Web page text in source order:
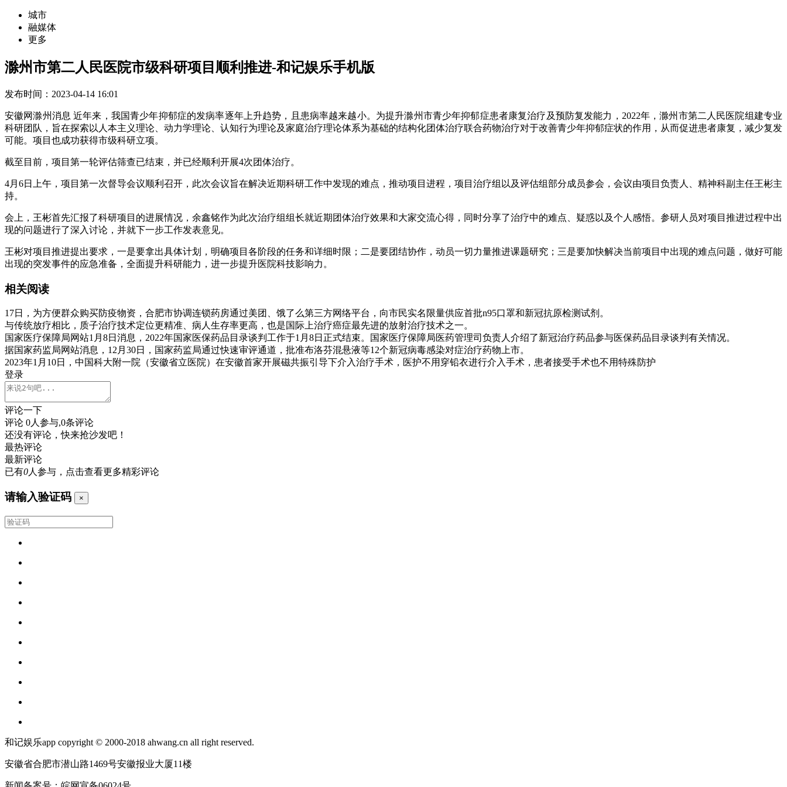
城市
融媒体
更多
滁州市第二人民医院市级科研项目顺利推进-和记娱乐手机版
发布时间：2023-04-14 16:01
安徽网滁州消息 近年来，我国青少年抑郁症的发病率逐年上升趋势，且患病率越来越小。为提升滁州市青少年抑郁症患者康复治疗及预防复发能力，2022年，滁州市第二人民医院组建专业
科研团队，旨在探索以人本主义理论、动力学理论、认知行为理论及家庭治疗理论体系为基础的结构化团体治疗联合药物治疗对于改善青少年抑郁症状的作用，从而促进患者康复，减少复发
可能。项目也成功获得市级科研立项。
截至目前，项目第一轮评估筛查已结束，并已经顺利开展4次团体治疗。
4月6日上午，项目第一次督导会议顺利召开，此次会议旨在解决近期科研工作中发现的难点，推动项目进程，项目治疗组以及评估组部分成员参会，会议由项目负责人、精神科副主任王彬主
持。
会上，王彬首先汇报了科研项目的进展情况，余鑫铭作为此次治疗组组长就近期团体治疗效果和大家交流心得，同时分享了治疗中的难点、疑惑以及个人感悟。参研人员对项目推进过程中出
现的问题进行了深入讨论，并就下一步工作发表意见。
王彬对项目推进提出要求，一是要拿出具体计划，明确项目各阶段的任务和详细时限；二是要团结协作，动员一切力量推进课题研究；三是要加快解决当前项目中出现的难点问题，做好可能
出现的突发事件的应急准备，全面提升科研能力，进一步提升医院科技影响力。
相关阅读
17日，为方便群众购买防疫物资，合肥市协调连锁药房通过美团、饿了么第三方网络平台，向市民实名限量供应首批n95口罩和新冠抗原检测试剂。
与传统放疗相比，质子治疗技术定位更精准、病人生存率更高，也是国际上治疗癌症最先进的放射治疗技术之一。
国家医疗保障局网站1月8日消息，2022年国家医保药品目录谈判工作于1月8日正式结束。国家医疗保障局医药管理司负责人介绍了新冠治疗药品参与医保药品目录谈判有关情况。
据国家药监局网站消息，12月30日，国家药监局通过快速审评通道，批准布洛芬混悬液等12个新冠病毒感染对症治疗药物上市。
2023年1月10日，中国科大附一院（安徽省立医院）在安徽首家开展磁共振引导下介入治疗手术，医护不用穿铅衣进行介入手术，患者接受手术也不用特殊防护
登录
评论一下
评论 0人参与,0条评论
还没有评论，快来抢沙发吧！
最热评论
最新评论
已有0人参与，点击查看更多精彩评论
请输入验证码 ×
和记娱乐app copyright © 2000-2018 ahwang.cn all right reserved.
安徽省合肥市潜山路1469号安徽报业大厦11楼